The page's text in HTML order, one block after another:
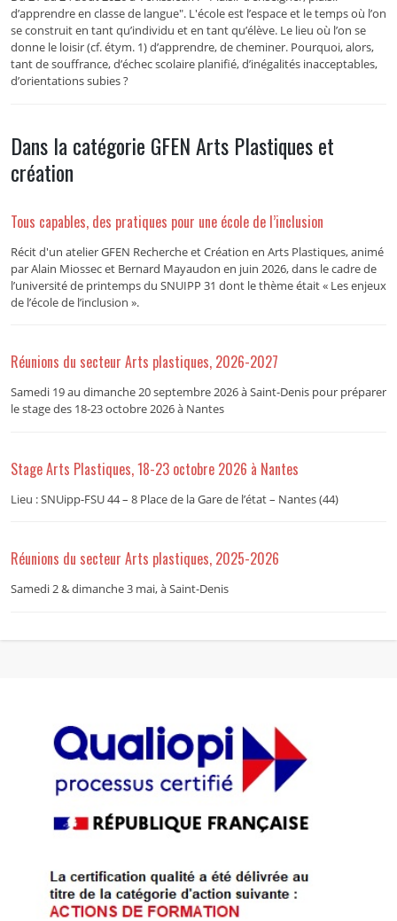
d’apprendre en classe de langue". L'école est l’espace et le temps où l’on
se construit en tant qu’individu et en tant qu’élève. Le lieu où l’on se
donne le loisir (cf. étym. 1) d’apprendre, de cheminer. Pourquoi, alors,
tant de souffrance, d’échec scolaire planifié, d’inégalités inacceptables,
d’orientations subies ?
Dans la catégorie GFEN Arts Plastiques et
création
Tous capables, des pratiques pour une école de l’inclusion
Récit d'un atelier GFEN Recherche et Création en Arts Plastiques, animé
par Alain Miossec et Bernard Mayaudon en juin 2026, dans le cadre de
l’université de printemps du SNUIPP 31 dont le thème était « Les enjeux
de l’école de l’inclusion ».
Réunions du secteur Arts plastiques, 2026-2027
Samedi 19 au dimanche 20 septembre 2026 à Saint-Denis pour préparer
le stage des 18-23 octobre 2026 à Nantes
Stage Arts Plastiques, 18-23 octobre 2026 à Nantes
Lieu : SNUipp-FSU 44 – 8 Place de la Gare de l’état – Nantes (44)
Réunions du secteur Arts plastiques, 2025-2026
Samedi 2 & dimanche 3 mai, à Saint-Denis